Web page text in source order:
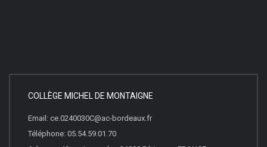
COLLÈGE MICHEL DE MONTAIGNE
Email: ce.0240030C@ac-bordeaux.fr
Téléphone: 05.54.59.01.70